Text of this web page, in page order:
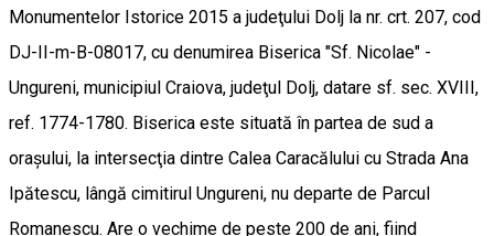
Monumentelor Istorice 2015 a judeţului Dolj la nr. crt. 207, cod
DJ-II-m-B-08017, cu denumirea Biserica "Sf. Nicolae" -
Ungureni, municipiul Craiova, judeţul Dolj, datare sf. sec. XVIII,
ref. 1774-1780. Biserica este situată în partea de sud a
oraşului, la intersecţia dintre Calea Caracălului cu Strada Ana
Ipătescu, lângă cimitirul Ungureni, nu departe de Parcul
Romanescu. Are o vechime de peste 200 de ani, fiind